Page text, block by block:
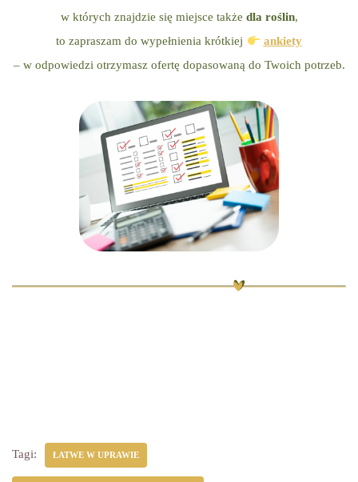
w których znajdzie się miejsce także dla roślin,
to zapraszam do wypełnienia krótkiej
ankiety
– w odpowiedzi otrzymasz ofertę dopasowaną do Twoich potrzeb.
Tagi: ŁATWE W UPRAWIE